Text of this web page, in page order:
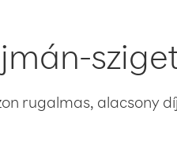
rugalmas, alacsony